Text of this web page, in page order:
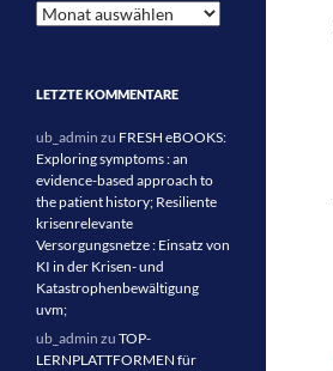
Archiv
LETZTE KOMMENTARE
ub_admin zu FRESH eBOOKS:
Exploring symptoms : an
evidence-based approach to
the patient history; Resiliente
krisenrelevante
Versorgungsnetze : Einsatz von
KI in der Krisen- und
Katastrophenbewältigung
uvm;
ub_admin zu TOP-
LERNPLATTFORMEN für